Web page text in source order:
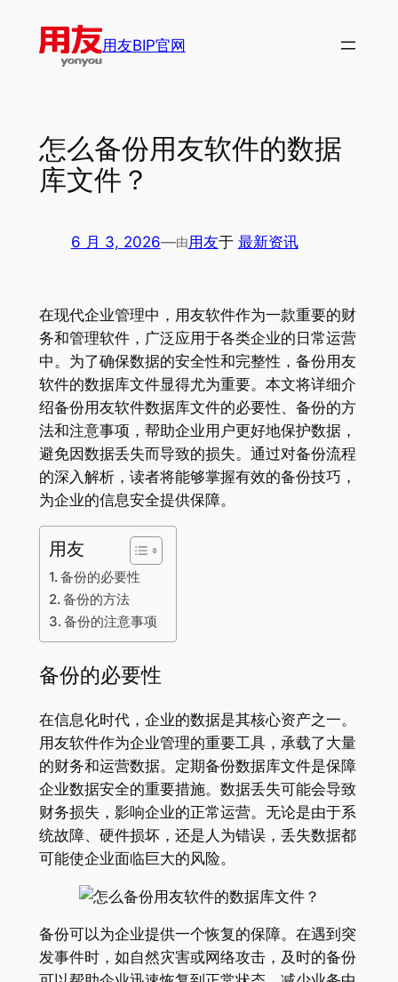
用友BIP官网
怎么备份用友软件的数据
库文件？
6 月 3, 2026—由用友于 最新资讯
在现代企业管理中，用友软件作为一款重要的财
务和管理软件，广泛应用于各类企业的日常运营
中。为了确保数据的安全性和完整性，备份用友
软件的数据库文件显得尤为重要。本文将详细介
绍备份用友软件数据库文件的必要性、备份的方
法和注意事项，帮助企业用户更好地保护数据，
避免因数据丢失而导致的损失。通过对备份流程
的深入解析，读者将能够掌握有效的备份技巧，
为企业的信息安全提供保障。
用友
备份的必要性
备份的方法
备份的注意事项
备份的必要性
在信息化时代，企业的数据是其核心资产之一。
用友软件作为企业管理的重要工具，承载了大量
的财务和运营数据。定期备份数据库文件是保障
企业数据安全的重要措施。数据丢失可能会导致
财务损失，影响企业的正常运营。无论是由于系
统故障、硬件损坏，还是人为错误，丢失数据都
可能使企业面临巨大的风险。
备份可以为企业提供一个恢复的保障。在遇到突
发事件时，如自然灾害或网络攻击，及时的备份